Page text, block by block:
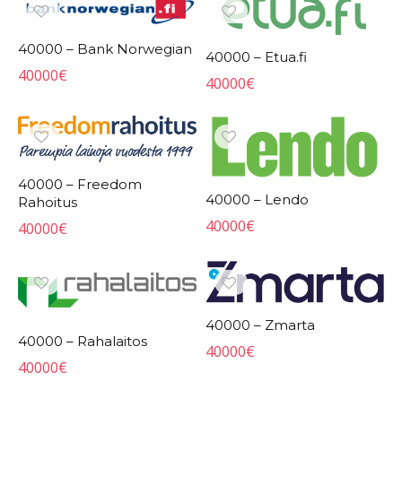
40000 – Bank Norwegian
40000€
40000 – Etua.fi
40000€
40000 – Freedom
Rahoitus
40000€
40000 – Lendo
40000€
40000 – Rahalaitos
40000€
40000 – Zmarta
40000€